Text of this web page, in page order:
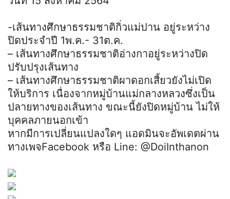
-เส้นทางศึกษาธรรมชาติกิ่วแม่ปาน อยู่ระหว่าง
ปิดประจำปี 1พ.ค.- 31ต.ค.
– เส้นทางศึกษาธรรมชาติอ่างกาอยู่ระหว่างปิด
ปรับปรุงเส้นทาง
– เส้นทางศึกษาธรรมชาติผาดอกเสี้ยวยังไม่เปิด
ให้บริการ เนื่องจากหมู่บ้านแม่กลางหลวงซึ่งเป็น
ปลายทางของเส้นทาง ขณะนี้ยังปิดหมู่บ้าน ไม่ให้
บุคคลภายนอกเข้า
หากมีการเปลี่ยนแปลงใดๆ แอดมินจะอัพเดตผ่าน
ทางเพจFacebook หรือ Line: @DoiInthanon